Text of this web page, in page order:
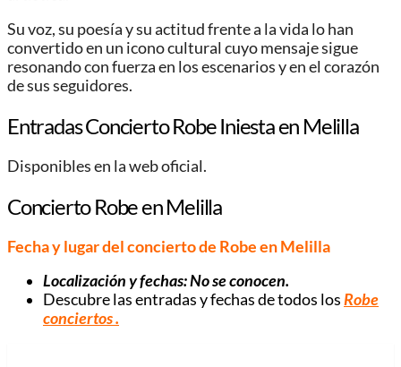
Su voz, su poesía y su actitud frente a la vida lo han
convertido en un icono cultural cuyo mensaje sigue
resonando con fuerza en los escenarios y en el corazón
de sus seguidores.
Entradas Concierto Robe Iniesta en Melilla
Disponibles en la web oficial.
Concierto Robe en Melilla
Fecha y lugar del concierto de Robe en Melilla
Localización y fechas: No se conocen.
Descubre las entradas y fechas de todos losRobe
conciertos.